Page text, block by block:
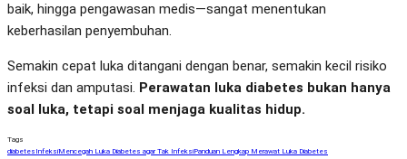
baik, hingga pengawasan medis—sangat menentukan
keberhasilan penyembuhan.
Semakin cepat luka ditangani dengan benar, semakin kecil risiko
infeksi dan amputasi. Perawatan luka diabetes bukan hanya
soal luka, tetapi soal menjaga kualitas hidup.
Tags
diabetes InfeksiMencegah Luka Diabetes agar Tak InfeksiPanduan Lengkap Merawat Luka Diabetes